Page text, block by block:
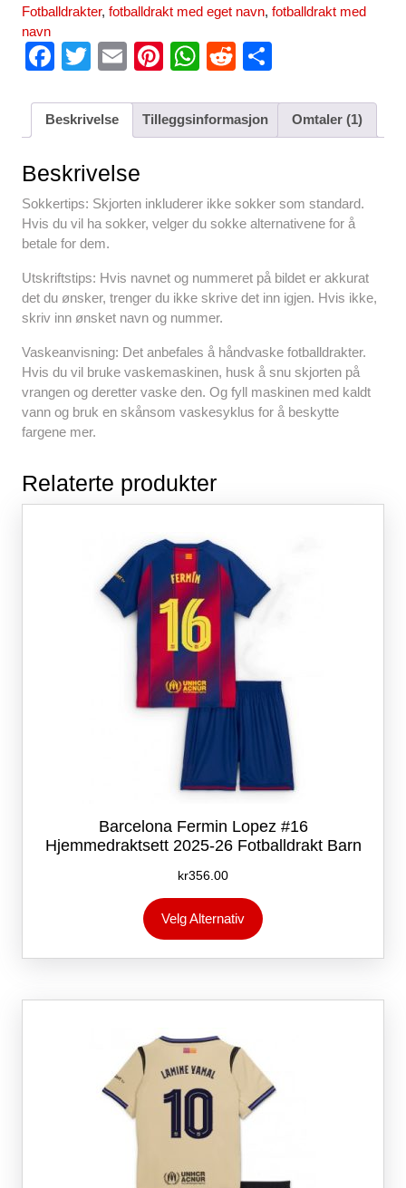
Fotballdrakter, fotballdrakt med eget navn, fotballdrakt med
navn
F
c
b
o
o
k
T
tt
E
ail
Pi
er
e
W
at
s
p
p
R
d
di
ar
e
Beskrivelse Tilleggsinformasjon Omtaler (1)
Beskrivelse
Sokkertips: Skjorten inkluderer ikke sokker som standard.
Hvis du vil ha sokker, velger du sokke alternativene for å
betale for dem.
Utskriftstips: Hvis navnet og nummeret på bildet er akkurat
det du ønsker, trenger du ikke skrive det inn igjen. Hvis ikke,
skriv inn ønsket navn og nummer.
Vaskeanvisning: Det anbefales å håndvaske fotballdrakter.
Hvis du vil bruke vaskemaskinen, husk å snu skjorten på
vrangen og deretter vaske den. Og fyll maskinen med kaldt
vann og bruk en skånsom vaskesyklus for å beskytte
fargene mer.
Relaterte produkter
Barcelona Fermin Lopez #16
Hjemmedraktsett 2025-26 Fotballdrakt Barn
kr356.00
Velg Alternativ
produktet
flere
Alternativene
produktsiden